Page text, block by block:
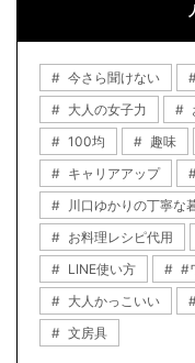
今さら聞けない
大人の女子力
100均
趣味
キャリアアップ
川口ゆかりの丁寧な
お料理レシピ代用
LINE使い方
#
大人かっこいい
文房具